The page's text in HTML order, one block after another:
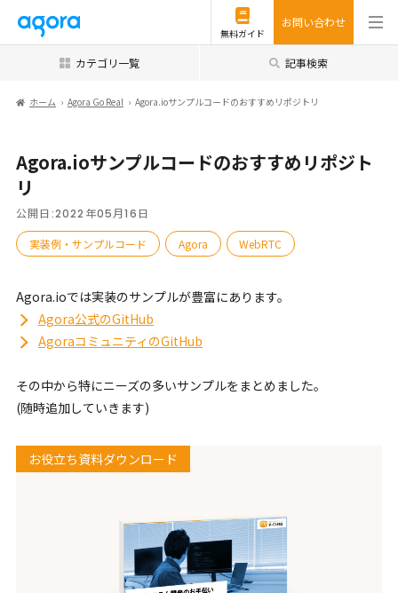
無料ガイド
お問い合わせ
カテゴリ一覧 記事検索
ホーム Agora Go Real Agora.ioサンプルコードのおすすめリポジトリ
Agora.ioサンプルコードのおすすめリポジト
リ
公開日:2022年05月16日
実装例・サンプルコード
Agora WebRTC
Agora.ioでは実装のサンプルが豊富にあります。
Agora公式のGitHub
AgoraコミュニティのGitHub
その中から特にニーズの多いサンプルをまとめました。
(随時追加していきます)
お役立ち資料ダウンロード